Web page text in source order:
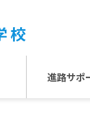
進路サポ